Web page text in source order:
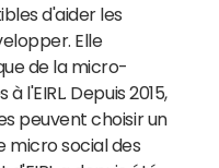
d'aider les
Elle
de la micro-
l'EIRL. Depuis 2015,
peuvent choisir un
micro social des